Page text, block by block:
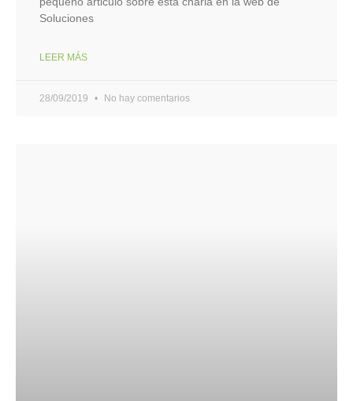
Soluciones
LEER MÁS
28/09/2019 No hay comentarios